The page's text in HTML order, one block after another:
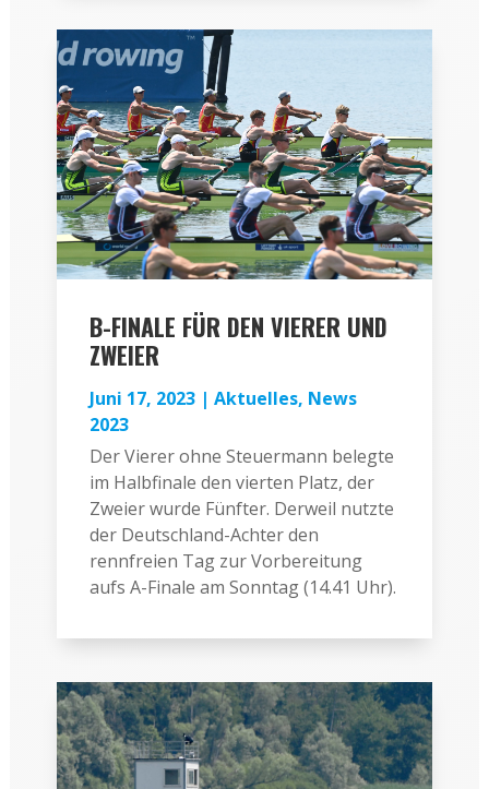
B-FINALE FÜR DEN VIERER UND
ZWEIER
Juni 17, 2023| Aktuelles, News
2023
Der Vierer ohne Steuermann belegte
im Halbfinale den vierten Platz, der
Zweier wurde Fünfter. Derweil nutzte
der Deutschland-Achter den
rennfreien Tag zur Vorbereitung
aufs A-Finale am Sonntag (14.41 Uhr).